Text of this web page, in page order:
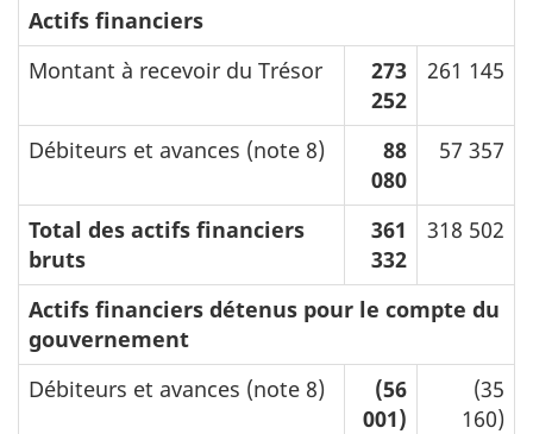
Actifs financiers
Montant à recevoir du Trésor
273
252
261 145
Débiteurs et avances (note 8)
88
080
57 357
Total des actifs financiers
bruts
361
332
318 502
Actifs financiers détenus pour le compte du
gouvernement
Débiteurs et avances (note 8)
(56
001)
(35
160)